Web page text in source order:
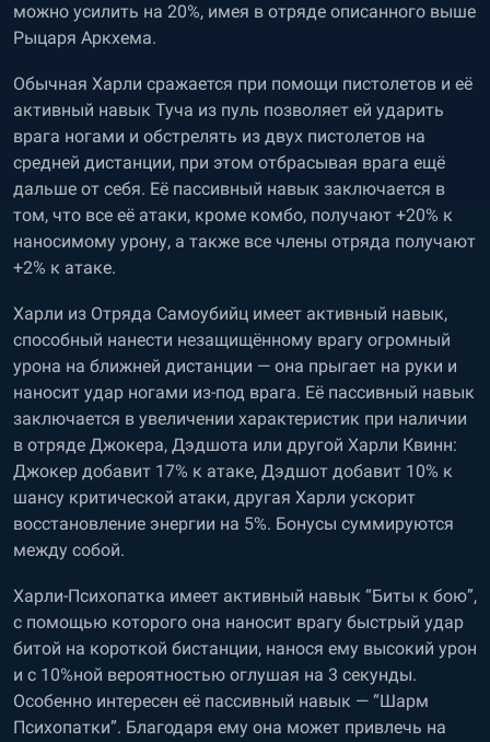
можно усилить на 20%, имея в отряде описанного выше
Рыцаря Аркхема.
Обычная Харли сражается при помощи пистолетов и её
активный навык Туча из пуль позволяет ей ударить
врага ногами и обстрелять из двух пистолетов на
средней дистанции, при этом отбрасывая врага ещё
дальше от себя. Её пассивный навык заключается в
том, что все её атаки, кроме комбо, получают +20% к
наносимому урону, а также все члены отряда получают
+2% к атаке.
Харли из Отряда Самоубийц имеет активный навык,
способный нанести незащищённому врагу огромный
урона на ближней дистанции — она прыгает на руки и
наносит удар ногами из-под врага. Её пассивный навык
заключается в увеличении характеристик при наличии
в отряде Джокера, Дэдшота или другой Харли Квинн:
Джокер добавит 17% к атаке, Дэдшот добавит 10% к
шансу критической атаки, другая Харли ускорит
восстановление энергии на 5%. Бонусы суммируются
между собой.
Харли-Психопатка имеет активный навык “Биты к бою”,
с помощью которого она наносит врагу быстрый удар
битой на короткой бистанции, нанося ему высокий урон
и с 10%ной вероятностью оглушая на 3 секунды.
Особенно интересен её пассивный навык — “Шарм
Психопатки”. Благодаря ему она может привлечь на